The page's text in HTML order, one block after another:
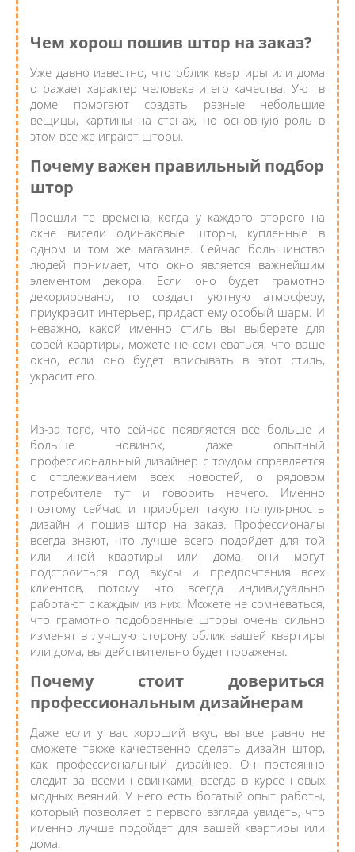
Чем хорош пошив штор на заказ?
Уже давно известно, что облик квартиры или дома
отражает характер человека и его качества. Уют в
доме помогают создать разные небольшие
вещицы, картины на стенах, но основную роль в
этом все же играют шторы.
Почему важен правильный подбор
штор
Прошли те времена, когда у каждого второго на
окне висели одинаковые шторы, купленные в
одном и том же магазине. Сейчас большинство
людей понимает, что окно является важнейшим
элементом декора. Если оно будет грамотно
декорировано, то создаст уютную атмосферу,
приукрасит интерьер, придаст ему особый шарм. И
неважно, какой именно стиль вы выберете для
совей квартиры, можете не сомневаться, что ваше
окно, если оно будет вписывать в этот стиль,
украсит его.
Из-за того, что сейчас появляется все больше и
больше новинок, даже опытный
профессиональный дизайнер с трудом справляется
с отслеживанием всех новостей, о рядовом
потребителе тут и говорить нечего. Именно
поэтому сейчас и приобрел такую популярность
дизайн и пошив штор на заказ. Профессионалы
всегда знают, что лучше всего подойдет для той
или иной квартиры или дома, они могут
подстроиться под вкусы и предпочтения всех
клиентов, потому что всегда индивидуально
работают с каждым из них. Можете не сомневаться,
что грамотно подобранные шторы очень сильно
изменят в лучшую сторону облик вашей квартиры
или дома, вы действительно будет поражены.
Почему стоит довериться
профессиональным дизайнерам
Даже если у вас хороший вкус, вы все равно не
сможете также качественно сделать дизайн штор,
как профессиональный дизайнер. Он постоянно
следит за всеми новинками, всегда в курсе новых
модных веяний. У него есть богатый опыт работы,
который позволяет с первого взгляда увидеть, что
именно лучше подойдет для вашей квартиры или
дома.